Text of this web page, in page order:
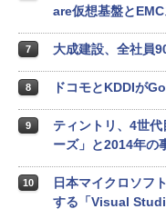
are仮想基盤と
7 大成建設、全社員
8 ドコモとKDDIが
9
ティントリ、4世
ーズ」と2014年の
10
日本マイクロソフ
する「Visual